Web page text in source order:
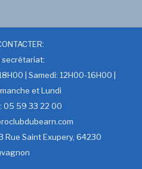
secrétariat:
| Samedi: 12H00-16H00 |
et Lundi
05 59 33 22 00
Rue Saint Exupery, 64230